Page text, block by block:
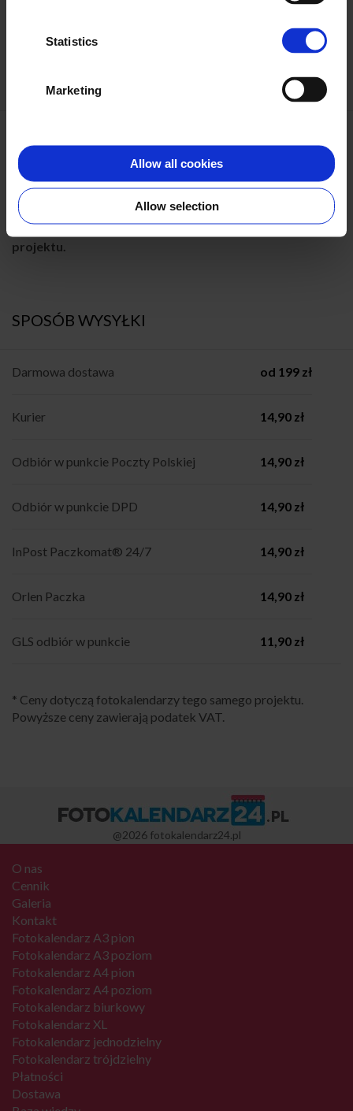
Statistics
Marketing
Allow all cookies
Allow selection
DODATKI
2 x grubszy papier (320 g/m2) 12 zł/szt.
Dodatki wybierzesz w koszyku po stworzeniu
projektu.
SPOSÓB WYSYŁKI
Darmowa dostawa od 199 zł
Kurier 14,90 zł
Odbiór w punkcie Poczty Polskiej 14,90 zł
Odbiór w punkcie DPD 14,90 zł
InPost Paczkomat® 24/7 14,90 zł
Orlen Paczka 14,90 zł
GLS odbiór w punkcie 11,90 zł
* Ceny dotyczą fotokalendarzy tego samego projektu.
Powyższe ceny zawierają podatek VAT.
@2026 fotokalendarz24.pl
O nas
Cennik
Galeria
Kontakt
Fotokalendarz A3 pion
Fotokalendarz A3 poziom
Fotokalendarz A4 pion
Fotokalendarz A4 poziom
Fotokalendarz biurkowy
Fotokalendarz XL
Fotokalendarz jednodzielny
Fotokalendarz trójdzielny
Płatności
Dostawa